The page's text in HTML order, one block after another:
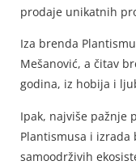
prodaje unikatnih
Iza brenda
Mešanović, a čitav
godina, iz hobija i
Ipak, najviše pažnje
Plantismusa i
samoodrživih